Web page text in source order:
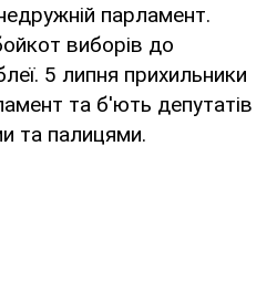
парламент.
виборів до
5 липня прихильники
та б'ють депутатів
та палицями.